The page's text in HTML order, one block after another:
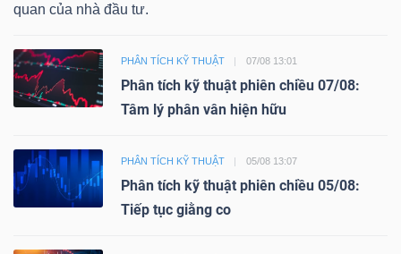
quan của nhà đầu tư.
PHÂN TÍCH KỸ THUẬT 07/08 13:01
Phân tích kỹ thuật phiên chiều 07/08:
Tâm lý phân vân hiện hữu
PHÂN TÍCH KỸ THUẬT 05/08 13:07
Phân tích kỹ thuật phiên chiều 05/08:
Tiếp tục giằng co